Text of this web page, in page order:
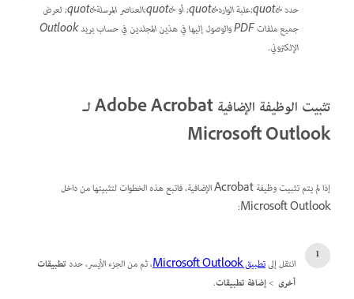
حدد &quot;علبة الوارد&quot; أو &quot;العناصر المرسلة&quot; لعرض
جميع ملفات PDF والوصول إليها في هذين المجلدين في حساب بريد Outlook
الإلكتروني.
تثبيت الوظيفة الإضافية Adobe Acrobat لـ
Microsoft Outlook
إذا لم يتم تثبيت وظيفة Acrobat الإضافية، فاتبع هذه الخطوات لتثبيتها من داخل
Microsoft Outlook:
انتقل إلىتطبيق Microsoft Outlook ، ثم من الجزء الأيسر، حددتطبيقات
أخرى >إضافة تطبيقات.